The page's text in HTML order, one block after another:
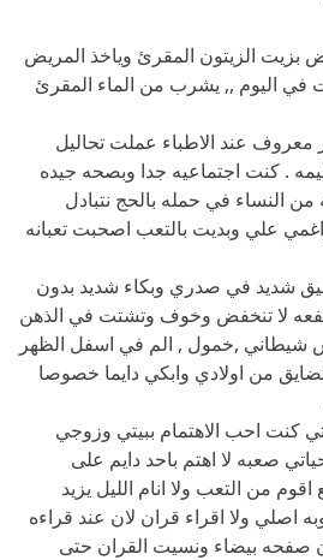
بزيت الزيتون المقرئ وياخذ المريض
عند الاطباء عملت تحاليل
. كنت اجتماعيه جدا وبصحه جيده
النساء في حمله بالحج نتبادل
علي وبديت بالتعب اصحبت تعبانه
شديد في صدري وبكاء شديد بدون
لا تنخفض وخوف وتشتت في الذهن
شيطاني ,خمول , الم في اسفل الظهر
من اولادي وابكي دايما خصوصا
كنت احب الاهتمام ببيتي وزوجي
صعبه لا اهتم باحد دايم على
من التعب ولا انام الليل يزيد
اصلي ولا اقراء قران لان عند قراءه
صفحه بيضاء ونسيت القران حتى